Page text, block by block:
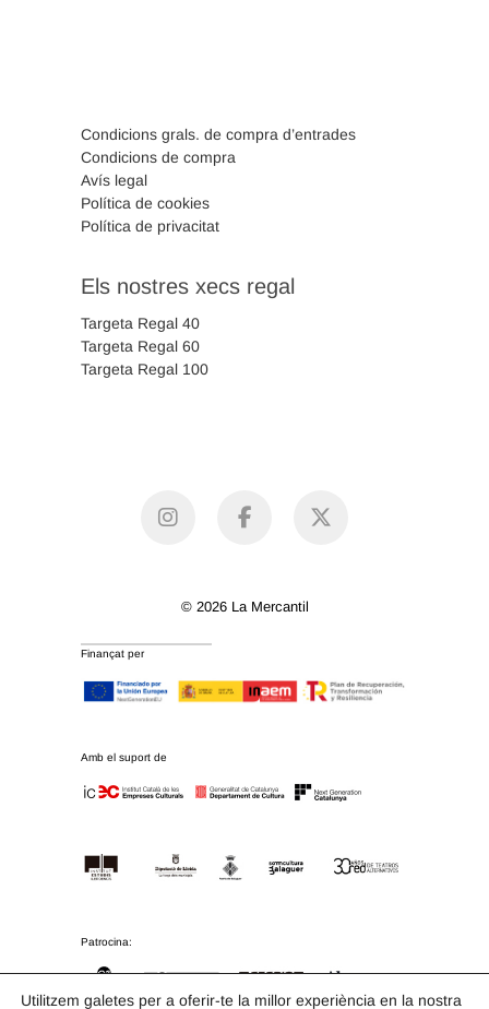
Condicions grals. de compra d’entrades
Condicions de compra
Avís legal
Política de cookies
Política de privacitat
Els nostres xecs regal
Targeta Regal 40
Targeta Regal 60
Targeta Regal 100
instagram
facebook
© 2026 La Mercantil
Finançat per
Amb el suport de
Patrocina:
Utilitzem galetes per a oferir-te la millor experiència en la nostra